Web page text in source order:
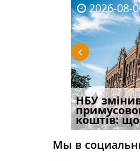
2026-08-
НБУ
коштів: що
2026-
Водії
Мы в